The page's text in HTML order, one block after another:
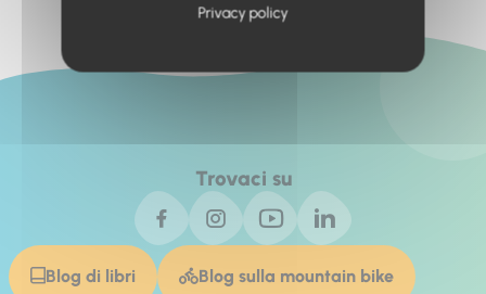
Trovaci su
Blog di libri Blog sulla mountain bike
Privacy policy